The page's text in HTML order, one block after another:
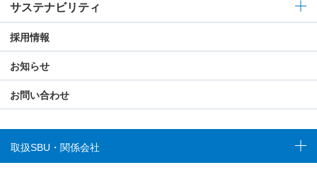
サステナビリティ
採用情報
お知らせ
お問い合わせ
取扱SBU・関係会社